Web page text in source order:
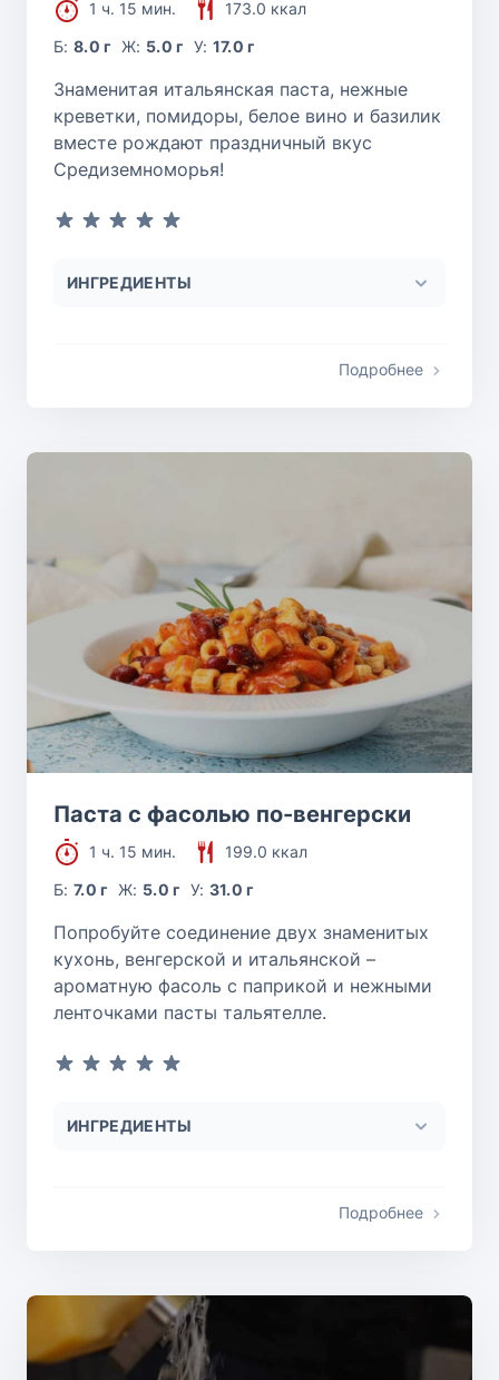
1 ч. 15 мин.
173.0 ккал
Б:8.0 г Ж: 5.0 г У: 17.0 г
Знаменитая итальянская паста, нежные
креветки, помидоры, белое вино и базилик
вместе рождают праздничный вкус
Средиземноморья!
ИНГРЕДИЕНТЫ
Подробнее
Паста с фасолью по-венгерски
1 ч. 15 мин.
199.0 ккал
Б:7.0 г Ж: 5.0 г У: 31.0 г
Попробуйте соединение двух знаменитых
кухонь, венгерской и итальянской –
ароматную фасоль с паприкой и нежными
ленточками пасты тальятелле.
ИНГРЕДИЕНТЫ
Подробнее